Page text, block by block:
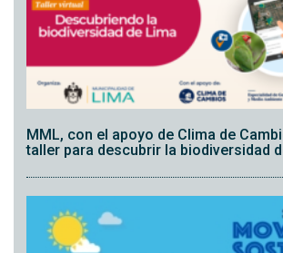
MML, con el apoyo de Clima de
taller para descubrir la biodiversidad